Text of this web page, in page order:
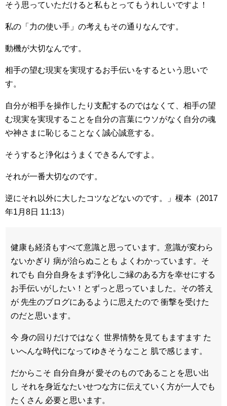
そう思っていただけると私もとってもうれしいですよ！
私の「力の使い手」の考えもその通りなんです。
動機が大切なんです。
相手の望む現実を実現するお手伝いをするという思いで
す。
自分が相手を操作したり支配するのではなくて、相手の望
む現実を実現することを自分の言葉にウソがなく自分の魂
や神さまに恥じることなく誠心誠意する。
そうすると浄化はうまくできるんですよ。
それが一番大切なのです。
逆にそれ以外に大したコツなどないのです。」榎本（2017
年1月8日 11:13）
健康も経済もすべて意識と思っています。意識が変わら
ないかぎり 病が治らぬことも よくわかっています。そ
れでも 自分自身をまず浄化しご縁のある方を幸せにする
お手伝いがしたい！とずっと思っていました。その答え
が 先生のブログにあるように思えたので 衝撃を受けた
のだと思います。
今 身の回りだけではなく 世界情勢を見てもますます た
いへんな時代になってゆきそうなこと 肌で感じます。
だからこそ 自分自身が 愛そのものであることを思い出
し それを身近なたいせつな方に伝えていく方が一人でも
たくさん 必要と思います。